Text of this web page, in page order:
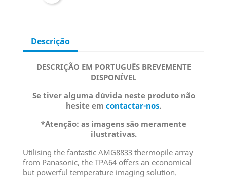
Descrição
DESCRIÇÃO EM PORTUGUÊS BREVEMENTE
DISPONÍVEL
Se tiver alguma dúvida neste produto não
hesite em contactar-nos.
*Atenção: as imagens são meramente
ilustrativas.
Utilising the fantastic AMG8833 thermopile array
from Panasonic, the TPA64 offers an economical
but powerful temperature imaging solution.